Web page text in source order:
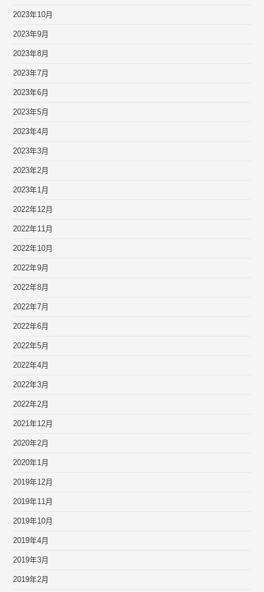
2023年10月
2023年9月
2023年8月
2023年7月
2023年6月
2023年5月
2023年4月
2023年3月
2023年2月
2023年1月
2022年12月
2022年11月
2022年10月
2022年9月
2022年8月
2022年7月
2022年6月
2022年5月
2022年4月
2022年3月
2022年2月
2021年12月
2020年2月
2020年1月
2019年12月
2019年11月
2019年10月
2019年4月
2019年3月
2019年2月